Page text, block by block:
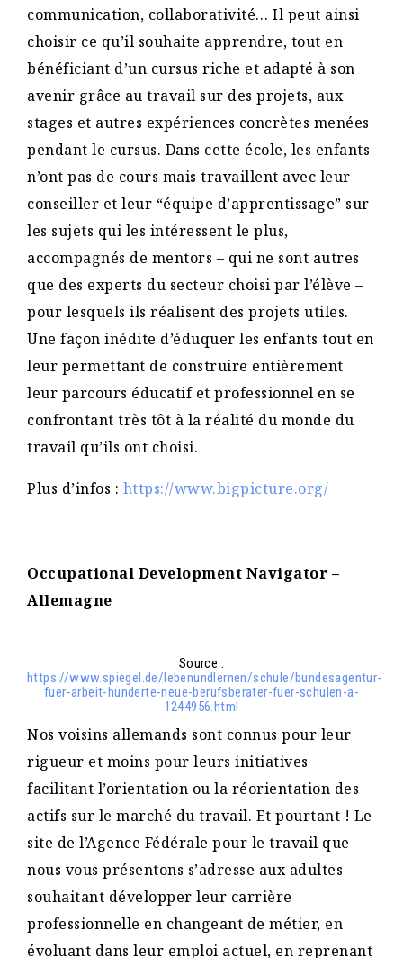
communication, collaborativité… Il peut ainsi
choisir ce qu’il souhaite apprendre, tout en
bénéficiant d’un cursus riche et adapté à son
avenir grâce au travail sur des projets, aux
stages et autres expériences concrètes menées
pendant le cursus. Dans cette école, les enfants
n’ont pas de cours mais travaillent avec leur
conseiller et leur “équipe d’apprentissage” sur
les sujets qui les intéressent le plus,
accompagnés de mentors – qui ne sont autres
que des experts du secteur choisi par l’élève –
pour lesquels ils réalisent des projets utiles.
Une façon inédite d’éduquer les enfants tout en
leur permettant de construire entièrement
leur parcours éducatif et professionnel en se
confrontant très tôt à la réalité du monde du
travail qu’ils ont choisi.
Plus d’infos : https://www.bigpicture.org/
Occupational Development Navigator –
Allemagne
Source :
https://www.spiegel.de/lebenundlernen/schule/bundesagentur-
fuer-arbeit-hunderte-neue-berufsberater-fuer-schulen-a-
1244956.html
Nos voisins allemands sont connus pour leur
rigueur et moins pour leurs initiatives
facilitant l’orientation ou la réorientation des
actifs sur le marché du travail. Et pourtant ! Le
site de l’Agence Fédérale pour le travail que
nous vous présentons s’adresse aux adultes
souhaitant développer leur carrière
professionnelle en changeant de métier, en
évoluant dans leur emploi actuel, en reprenant